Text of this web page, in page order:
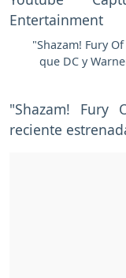
"Shazam! Fury
que DC y
"Shazam!
reciente